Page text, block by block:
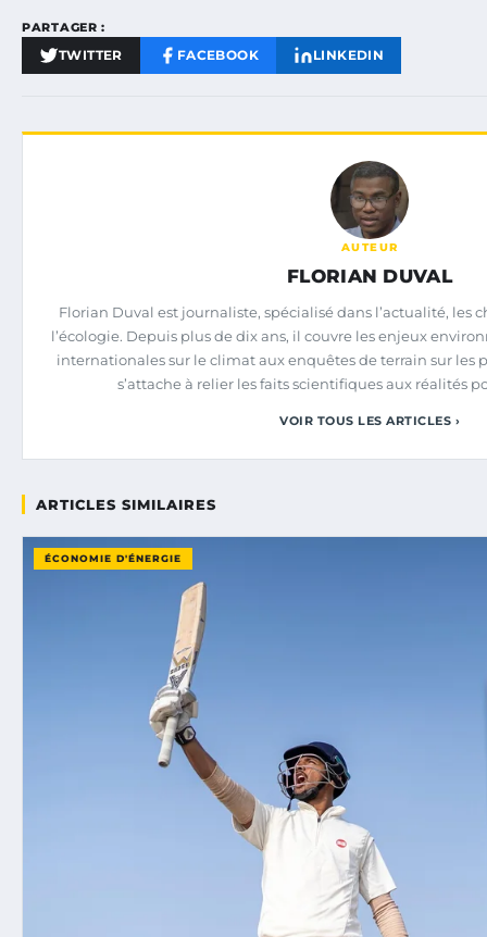
PARTAGER :
TWITTER FACEBOOK LINKEDIN
AUTEUR
FLORIAN DUVAL
Florian Duval est journaliste, spécialisé dans l’actualité, les
l’écologie. Depuis plus de dix ans, il couvre les enjeux
internationales sur le climat aux enquêtes de terrain sur les
s’attache à relier les faits scientifiques aux réalités
VOIR TOUS LES ARTICLES ›
ARTICLES SIMILAIRES
ÉCONOMIE D'ÉNERGIE